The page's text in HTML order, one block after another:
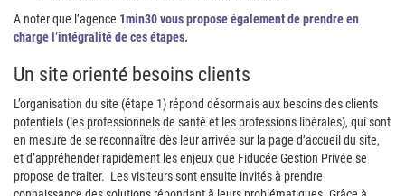
A noter que l’agence 1min30 vous propose également de prendre en
charge l’intégralité de ces étapes.
Un site orienté besoins clients
L’organisation du site (étape 1) répond désormais aux besoins des clients
potentiels (les professionnels de santé et les professions libérales), qui sont
en mesure de se reconnaître dès leur arrivée sur la page d’accueil du site,
et d’appréhender rapidement les enjeux que Fiducée Gestion Privée se
propose de traiter. Les visiteurs sont ensuite invités à prendre